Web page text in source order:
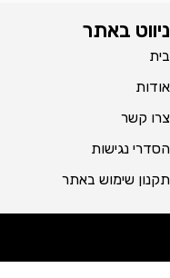
ניווט באתר
בית
אודות
צרו קשר
הסדרי נגישות
תקנון שימוש באתר